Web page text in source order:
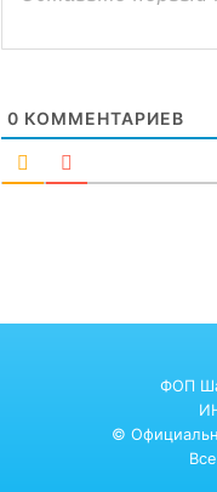
0 КОММЕНТАРИЕВ
ФОП
©